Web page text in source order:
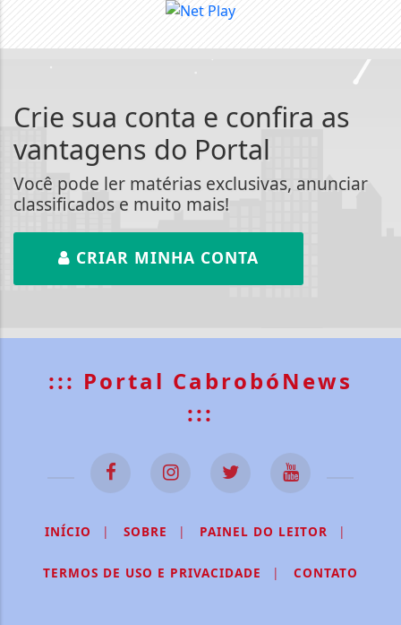
Crie sua conta e confira as
vantagens do Portal
Você pode ler matérias exclusivas, anunciar
classificados e muito mais!
CRIAR MINHA CONTA
::: Portal CabrobóNews
:::
INÍCIO | SOBRE | PAINEL DO LEITOR |
TERMOS DE USO E PRIVACIDADE | CONTATO